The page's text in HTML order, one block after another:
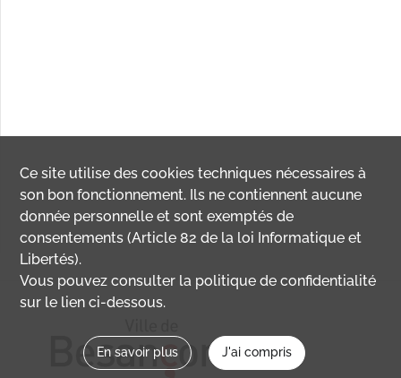
Ce site utilise descookies techniques nécessaires à
son bon fonctionnement. Ils ne contiennent aucune
donnée personnelle et sont exemptés de
consentements (Article 82 de la loi Informatique et
Libertés).
Vous pouvez consulter la politique de confidentialité
sur le lien ci-dessous.
En savoir plus J'ai compris